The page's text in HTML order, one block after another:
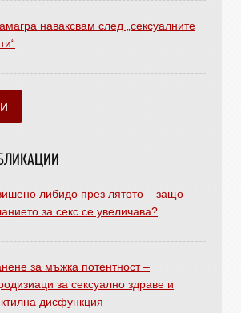
наваксвам след „сексуалните
либидо през лятото – защо
за секс се увеличава?
за мъжка потентност –
за сексуално здраве и
дисфункция